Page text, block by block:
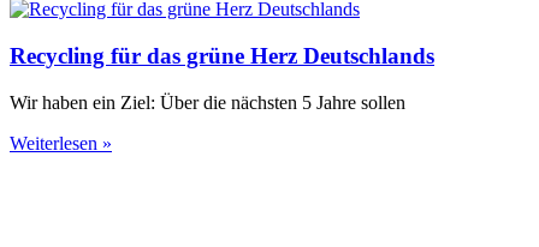
Recycling für das grüne Herz Deutschlands
Wir haben ein Ziel: Über die nächsten 5 Jahre sollen
Weiterlesen »